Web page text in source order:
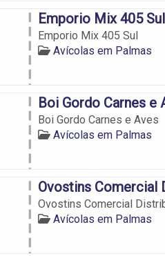
Emporio Mix 405 Sul
Emporio Mix 405 Sul
Avícolas em Palmas
Boi Gordo Carnes e
Boi Gordo Carnes e Aves
Avícolas em Palmas
Ovostins Comercial
Ovostins Comercial
Avícolas em Palmas